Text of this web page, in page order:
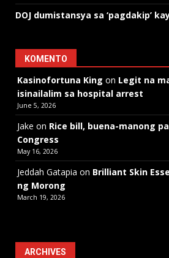
DOJ dumistansya sa ‘pagdakip’
KOMENTO
Kasinofortuna King on Legit na
isinailalim sa hospital arrest
June 5, 2026
Jake on Rice bill, buena-manong
Congress
May 16, 2026
Jeddah Gatapia on Brilliant Skin
ng Morong
March 19, 2026
ARCHIVES